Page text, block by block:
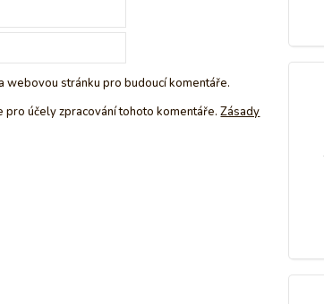
webovou stránku pro budoucí komentáře.
pro účely zpracování tohoto komentáře. Zásady